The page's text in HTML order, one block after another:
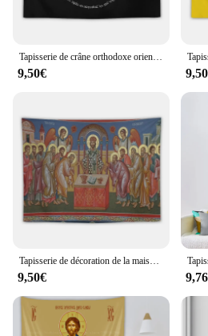
Tapisserie de crâne orthodoxe oriental, décor de chambre à coucher, décoration de chambre à coucher
9,50€
Tapisserie de décoration de la maison, icône chrétienne orthodoxe, charistie du Saint wald, décoration d'intérieur
9,50€